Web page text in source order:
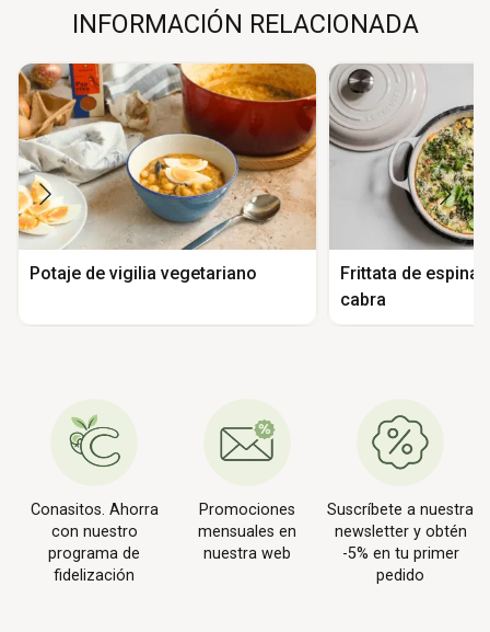
INFORMACIÓN RELACIONADA
Potaje de vigilia vegetariano
Frittata de
cabra
Conasitos. Ahorra
con nuestro
programa de
fidelización
Promociones
mensuales en
nuestra web
Suscríbete a nuestra
newsletter y obtén
-5% en tu primer
pedido